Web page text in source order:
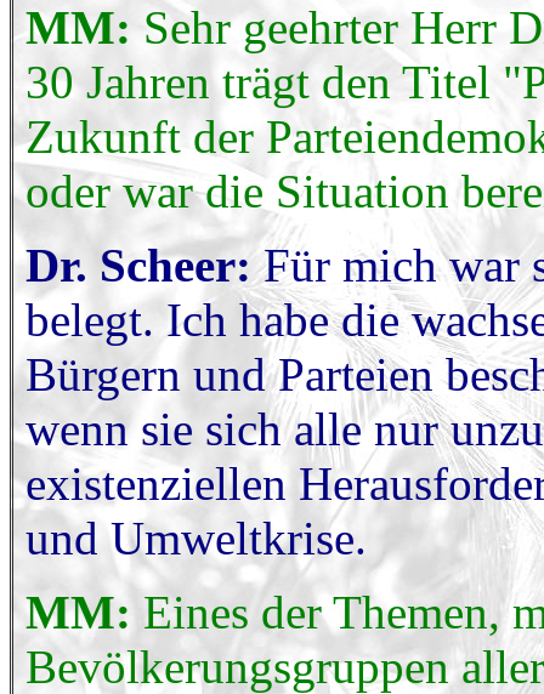
MM: Sehr geehrter Herr
30 Jahren trägt den Titel
Zukunft der
oder war die Situation
Dr. Scheer:Für mich war
belegt. Ich habe die
Bürgern und Parteien
wenn sie sich alle nur
existenziellen
und Umweltkrise.
MM: Eines der Themen,
Bevölkerungsgruppen